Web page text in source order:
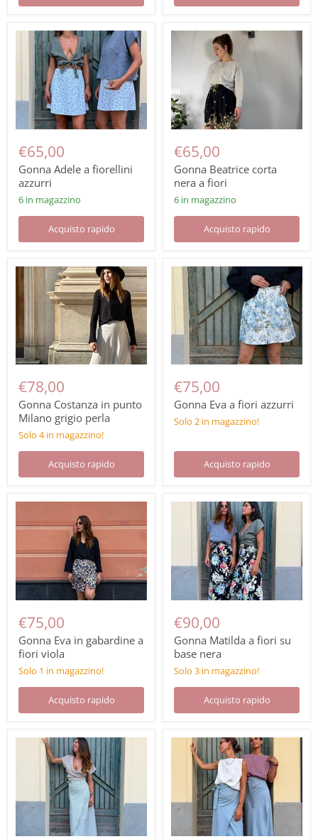
€65,00
Gonna Adele a fiorellini
azzurri
6 in magazzino
Acquisto rapido
€65,00
Gonna Beatrice corta
nera a fiori
6 in magazzino
Acquisto rapido
€78,00
Gonna Costanza in punto
Milano grigio perla
Solo 4 in magazzino!
Acquisto rapido
€75,00
Gonna Eva a fiori azzurri
Solo 2 in magazzino!
Acquisto rapido
€75,00
Gonna Eva in gabardine a
fiori viola
Solo 1 in magazzino!
Acquisto rapido
€90,00
Gonna Matilda a fiori su
base nera
Solo 3 in magazzino!
Acquisto rapido